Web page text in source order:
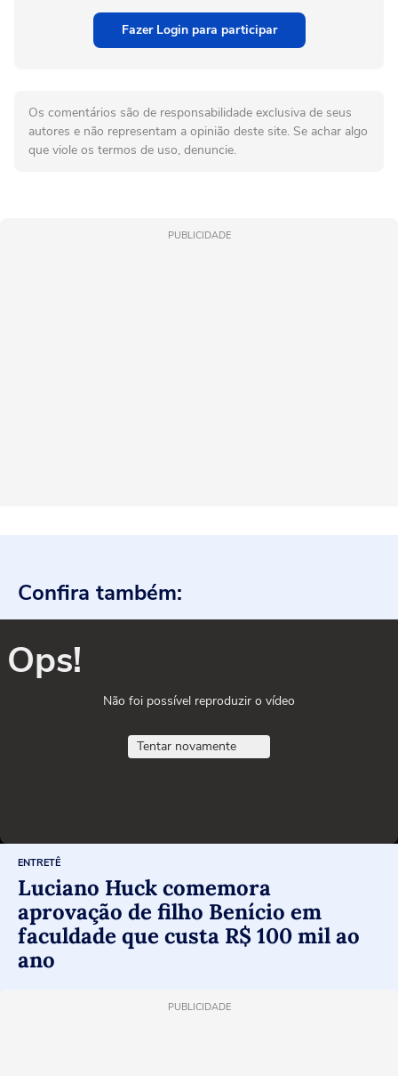
Fazer Login para participar
Os comentários são de responsabilidade exclusiva de seus
autores e não representam a opinião deste site. Se achar algo
que viole os termos de uso, denuncie.
PUBLICIDADE
Confira também:
Ops!
Não foi possível reproduzir o vídeo
Tentar novamente
ENTRETÊ
Luciano Huck comemora
aprovação de filho Benício em
faculdade que custa R$ 100 mil ao
ano
PUBLICIDADE